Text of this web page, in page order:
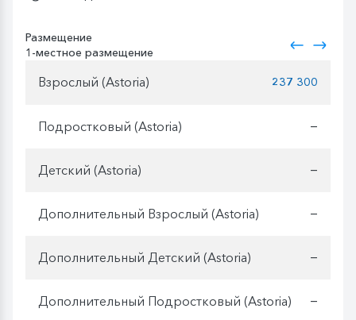
Размещение
1-местное размещение
Взрослый (Astoria) 237 300
Подростковый (Astoria) —
Детский (Astoria) —
Дополнительный Взрослый (Astoria) —
Дополнительный Детский (Astoria) —
Дополнительный Подростковый (Astoria) —